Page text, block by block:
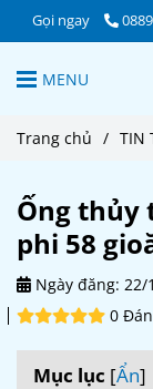
Gọi ngay
MENU
Trang chủ / TIN
Ống thủy
phi 58
Ngày đăng: 22/
0
Mục lục [Ẩn]